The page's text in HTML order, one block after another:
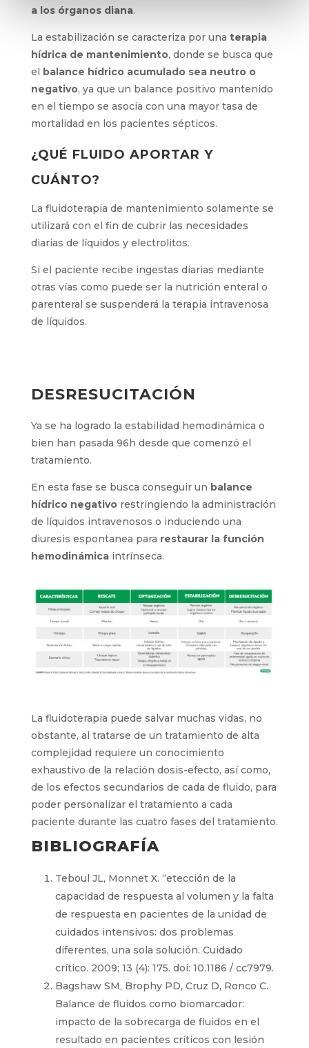
a los órganos diana.
La estabilización se caracteriza por una terapia
hídrica de mantenimiento, donde se busca que
el balance hídrico acumulado sea neutro o
negativo, ya que un balance positivo mantenido
en el tiempo se asocia con una mayor tasa de
mortalidad en los pacientes sépticos.
¿QUÉ FLUIDO APORTAR Y
CUÁNTO?
La fluidoterapia de mantenimiento solamente se
utilizará con el fin de cubrir las necesidades
diarias de líquidos y electrolitos.
Si el paciente recibe ingestas diarias mediante
otras vías como puede ser la nutrición enteral o
parenteral se suspenderá la terapia intravenosa
de líquidos.
DESRESUCITACIÓN
Ya se ha logrado la estabilidad hemodinámica o
bien han pasada 96h desde que comenzó el
tratamiento.
En esta fase se busca conseguir un balance
hídrico negativorestringiendo la administración
de líquidos intravenosos o induciendo una
diuresis espontanea para restaurar la función
hemodinámicaintrínseca.
La fluidoterapia puede salvar muchas vidas, no
obstante, al tratarse de un tratamiento de alta
complejidad requiere un conocimiento
exhaustivo de la relación dosis-efecto, así como,
de los efectos secundarios de cada de fluido, para
poder personalizar el tratamiento a cada
paciente durante las cuatro fases del tratamiento.
BIBLIOGRAFÍA
Teboul JL, Monnet X. “etección de la
capacidad de respuesta al volumen y la falta
de respuesta en pacientes de la unidad de
cuidados intensivos: dos problemas
diferentes, una sola solución. Cuidado
crítico. 2009; 13 (4): 175. doi: 10.1186 / cc7979.
Bagshaw SM, Brophy PD, Cruz D, Ronco C.
Balance de fluidos como biomarcador:
impacto de la sobrecarga de fluidos en el
resultado en pacientes críticos con lesión